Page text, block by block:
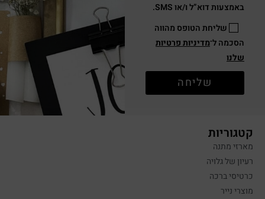
באמצעות דוא”ל ו/או SMS.
שליחת הטופס מהווה
הסכמה ל־מדיניות פרטיות
שלנו
שליחה
קטגוריות
מארזי מתנה
רעיון של גלויה
כרטיסי ברכה
מוצרי נייר